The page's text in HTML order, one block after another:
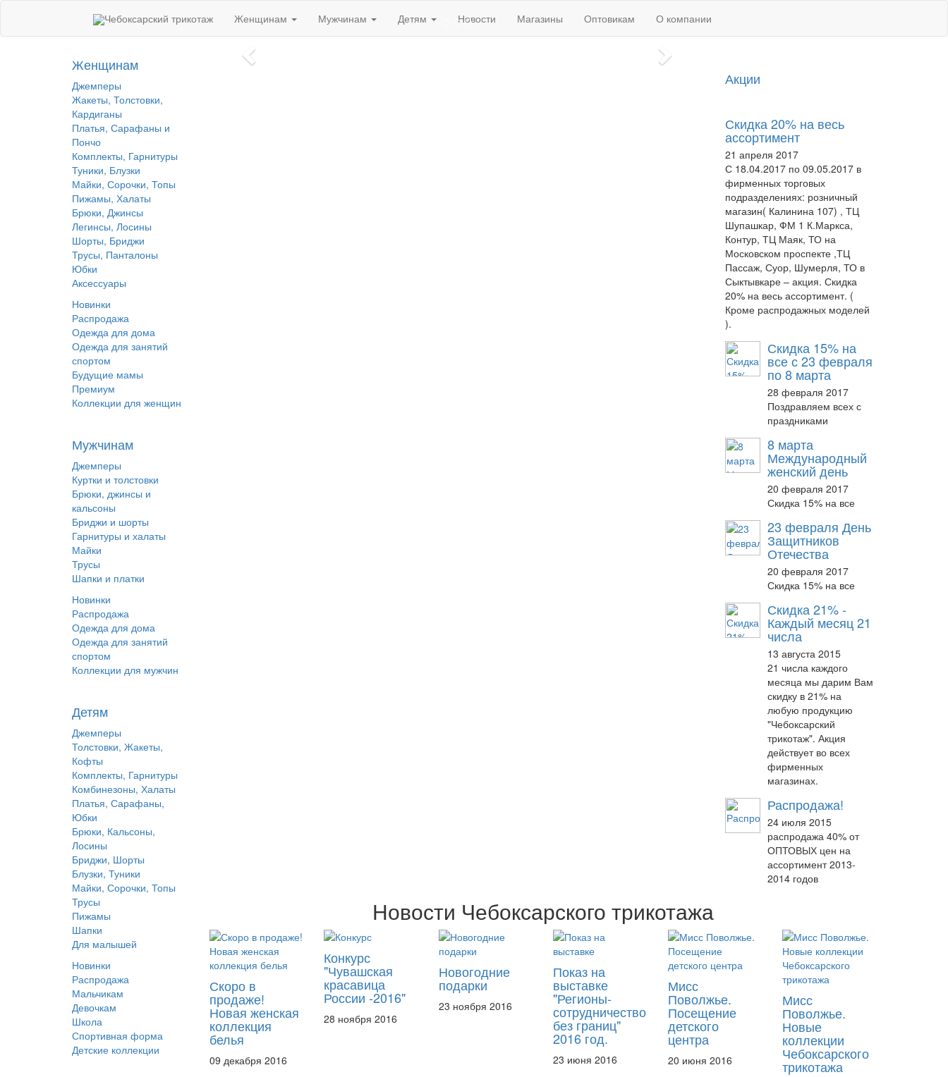
Чебоксарский трикотаж Женщинам Мужчинам Детям Новости Магазины Оптовикам О компании
Женщинам
Джемперы
Жакеты, Толстовки,
Кардиганы
Платья, Сарафаны и
Пончо
Комплекты, Гарнитуры
Туники, Блузки
Майки, Сорочки, Топы
Пижамы, Халаты
Брюки, Джинсы
Легинсы, Лосины
Шорты, Бриджи
Трусы, Панталоны
Юбки
Аксессуары
Новинки
Распродажа
Одежда для дома
Одежда для занятий
спортом
Будущие мамы
Премиум
Коллекции для женщин
Мужчинам
Джемперы
Куртки и толстовки
Брюки, джинсы и
кальсоны
Бриджи и шорты
Гарнитуры и халаты
Майки
Трусы
Шапки и платки
Новинки
Распродажа
Одежда для дома
Одежда для занятий
спортом
Коллекции для мужчин
Детям
Джемперы
Толстовки, Жакеты,
Кофты
Комплекты, Гарнитуры
Комбинезоны, Халаты
Платья, Сарафаны,
Юбки
Брюки, Кальсоны,
Лосины
Бриджи, Шорты
Блузки, Туники
Майки, Сорочки, Топы
Трусы
Пижамы
Шапки
Для малышей
Новинки
Распродажа
Мальчикам
Девочкам
Школа
Спортивная форма
Детские коллекции
Акции
Скидка 20% на весь
ассортимент
21 апреля 2017
С 18.04.2017 по 09.05.2017 в
фирменных торговых
подразделениях: розничный
магазин( Калинина 107) , ТЦ
Шупашкар, ФМ 1 К.Маркса,
Контур, ТЦ Маяк, ТО на
Московском проспекте ,ТЦ
Пассаж, Суор, Шумерля, ТО в
Сыктывкаре – акция. Скидка
20% на весь ассортимент. (
Кроме распродажных моделей
).
Скидка 15% на
все с 23 февраля
по 8 марта
28 февраля 2017
Поздравляем всех с
праздниками
8 марта
Международный
женский день
20 февраля 2017
Скидка 15% на все
23 февраля День
Защитников
Отечества
20 февраля 2017
Скидка 15% на все
Скидка 21% -
Каждый месяц 21
числа
13 августа 2015
21 числа каждого
месяца мы дарим Вам
скидку в 21% на
любую продукцию
"Чебоксарский
трикотаж". Акция
действует во всех
фирменных
магазинах.
Распродажа!
24 июля 2015
распродажа 40% от
ОПТОВЫХ цен на
ассортимент 2013-
2014 годов
Новости Чебоксарского трикотажа
Скоро в
продаже!
Новая женская
коллекция
белья
09 декабря 2016
Конкурс
"Чувашская
красавица
России -2016"
28 ноября 2016
Новогодние
подарки
23 ноября 2016
Показ на
выставке
"Регионы-
сотрудничество
без границ"
2016 год.
23 июня 2016
Мисс
Поволжье.
Посещение
детского
центра
20 июня 2016
Мисс
Поволжье.
Новые
коллекции
Чебоксарского
трикотажа